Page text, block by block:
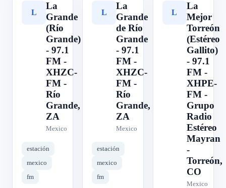
L
La
Grande
(Río
Grande)
- 97.1
FM -
XHZC-
FM -
Río
Grande,
ZA
Mexico
estación
mexico
fm
L
La
Grande
de Río
Grande
- 97.1
FM -
XHZC-
FM -
Río
Grande,
ZA
Mexico
estación
mexico
fm
L
La
Mejor
Torreón
(Estéreo
Gallito)
- 97.1
FM -
XHPE-
FM -
Grupo
Radio
Estéreo
Mayran
-
Torreón,
CO
Mexico